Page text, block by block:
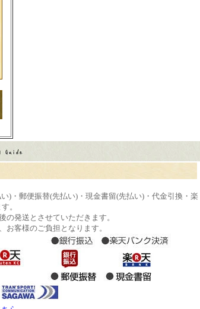
)・郵便振替(先払い)・現金書留(先払い)・代金引換・楽
。
の発送とさせていただきます。
お客様のご負担となります。